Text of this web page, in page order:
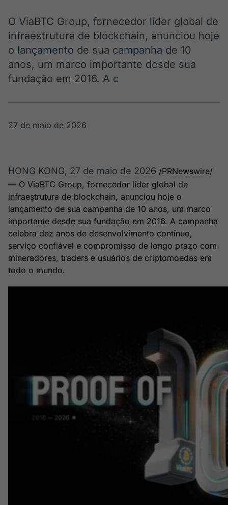
Broadcast
Radar
Monitoramento
inteligente de
notícias e
Broadcast
Fundos
A melhor
analisar fundos
O ViaBTC Group, fornecedor líder global de
infraestrutura de blockchain, anunciou hoje
o lançamento de sua campanha de 10
anos, um marco importante desde sua
fundação em 2016. A c
27 de maio de 2026
HONG KONG, 27 de maio de 2026 /PRNewswire/
— O ViaBTC Group, fornecedor líder global de
infraestrutura de blockchain, anunciou hoje o
lançamento de sua campanha de 10 anos, um marco
importante desde sua fundação em 2016. A campanha
celebra dez anos de desenvolvimento contínuo,
serviço confiável e compromisso de longo prazo com
mineradores, traders e usuários de criptomoedas em
todo o mundo.